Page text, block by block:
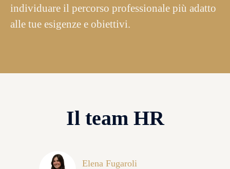
individuare il percorso professionale più adatto
alle tue esigenze e obiettivi.
Il team HR
Elena Fugaroli